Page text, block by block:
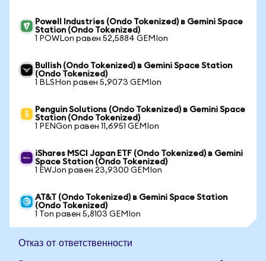
Powell Industries (Ondo Tokenized) в Gemini Space
Station (Ondo Tokenized)
1 POWLon равен 52,5884 GEMIon
Bullish (Ondo Tokenized) в Gemini Space Station
(Ondo Tokenized)
1 BLSHon равен 5,9073 GEMIon
Penguin Solutions (Ondo Tokenized) в Gemini Space
Station (Ondo Tokenized)
1 PENGon равен 11,6951 GEMIon
iShares MSCI Japan ETF (Ondo Tokenized) в Gemini
Space Station (Ondo Tokenized)
1 EWJon равен 23,9300 GEMIon
AT&T (Ondo Tokenized) в Gemini Space Station
(Ondo Tokenized)
1 Ton равен 5,8103 GEMIon
Отказ от ответственности